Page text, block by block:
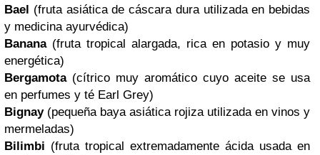
Bael (fruta asiática de cáscara dura utilizada en bebidas
y medicina ayurvédica)
Banana (fruta tropical alargada, rica en potasio y muy
energética)
Bergamota (cítrico muy aromático cuyo aceite se usa
en perfumes y té Earl Grey)
Bignay (pequeña baya asiática rojiza utilizada en vinos y
mermeladas)
Bilimbi (fruta tropical extremadamente ácida usada en